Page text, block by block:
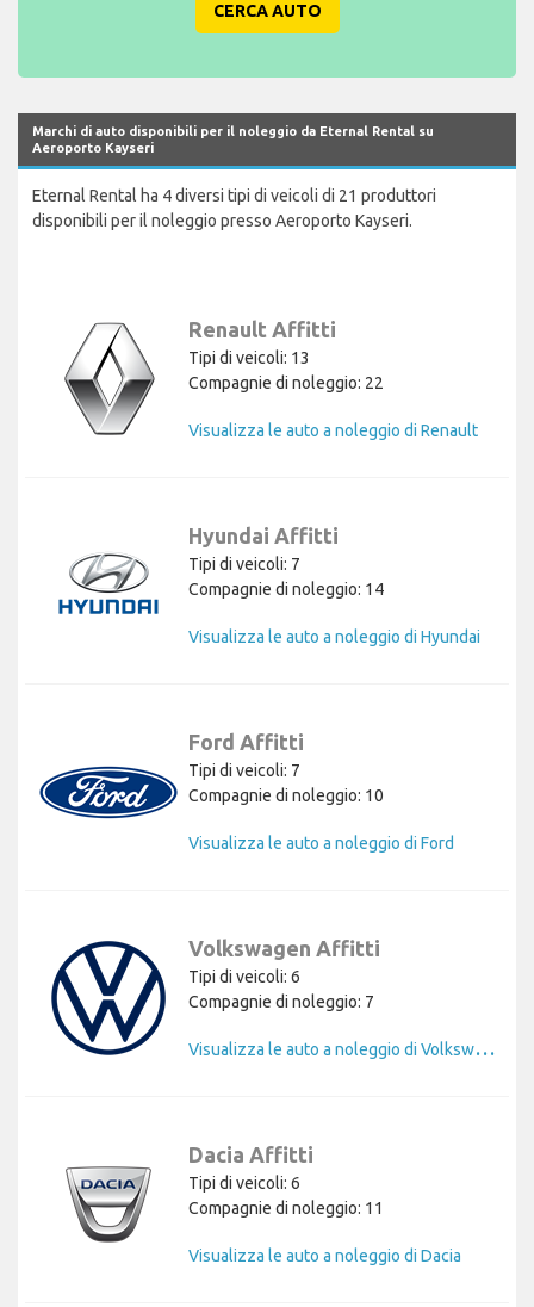
CERCA AUTO
Marchi di auto disponibili per il noleggio da Eternal Rental su
Aeroporto Kayseri
Eternal Rental ha 4 diversi tipi di veicoli di 21 produttori
disponibili per il noleggio presso Aeroporto Kayseri.
Renault Affitti
Tipi di veicoli: 13
Compagnie di noleggio: 22
Visualizza le auto a noleggio di Renault
Hyundai Affitti
Tipi di veicoli: 7
Compagnie di noleggio: 14
Visualizza le auto a noleggio di Hyundai
Ford Affitti
Tipi di veicoli: 7
Compagnie di noleggio: 10
Visualizza le auto a noleggio di Ford
Volkswagen Affitti
Tipi di veicoli: 6
Compagnie di noleggio: 7
V
isualizza le auto a noleggio di Volkswagen
Dacia Affitti
Tipi di veicoli: 6
Compagnie di noleggio: 11
Visualizza le auto a noleggio di Dacia